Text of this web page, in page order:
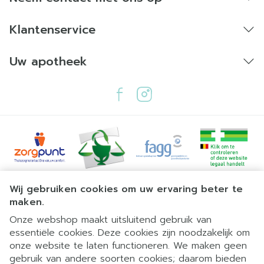
Wij gebruiken cookies om uw ervaring beter te
maken.
Onze webshop maakt uitsluitend gebruik van
essentiële cookies. Deze cookies zijn noodzakelijk om
onze website te laten functioneren. We maken geen
gebruik van andere soorten cookies; daarom bieden
deze levenslang aangehouden worden om een
nieuw tekort aan vitamine B12 te vermijden.
Gebruik dit geneesmiddel altijd precies zoals
apotheker of verpleegkundige u dat heeft
dan contact op met uw arts, apotheker of
Klantenservice
Uw apotheek
Juridische links